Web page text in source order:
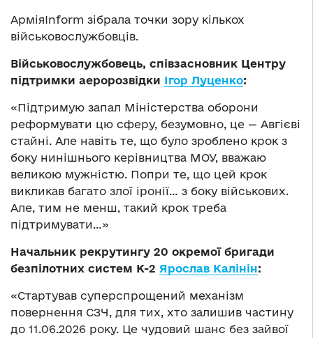
АрміяInform зібрала точки зору кількох
військовослужбовців.
Військовослужбовець, співзасновник Центру
підтримки аеророзвідки Ігор Луценко:
«Підтримую запал Міністерства оборони
реформувати цю сферу, безумовно, це — Авгієві
стайні. Але навіть те, що було зроблено крок з
боку нинішнього керівництва МОУ, вважаю
великою мужністю. Попри те, що цей крок
викликав багато злої іронії… з боку військових.
Але, тим не менш, такий крок треба
підтримувати…»
Начальник рекрутингу 20 окремої бригади
безпілотних систем K-2 Ярослав Калінін:
«Стартував суперспрощений механізм
повернення СЗЧ, для тих, хто залишив частину
до 11.06.2026 року. Це чудовий шанс без зайвої